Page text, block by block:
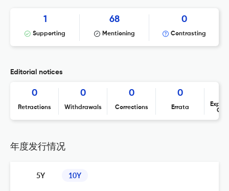
1
Supporting
68
Mentioning
0
Contrasting
Editorial notices
0
Retractions
0
Withdrawals
0
Corrections
0
Errata
年度发行情况
5Y 10Y